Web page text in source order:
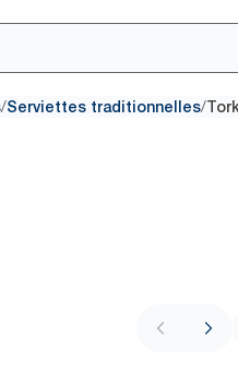
/Serviettes traditionnelles/